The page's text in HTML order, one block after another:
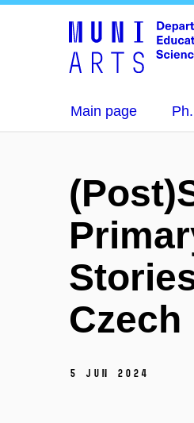
Main page
5 Jun 2024